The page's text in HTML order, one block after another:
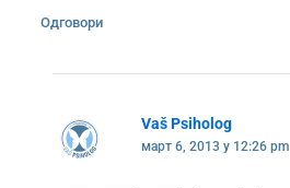
Одговори
Vaš Psiholog
март 6, 2013 у 12:26 pm